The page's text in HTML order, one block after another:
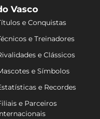
Vasco
e Conquistas
e Treinadores
e Clássicos
e Símbolos
e Recordes
e Parceiros